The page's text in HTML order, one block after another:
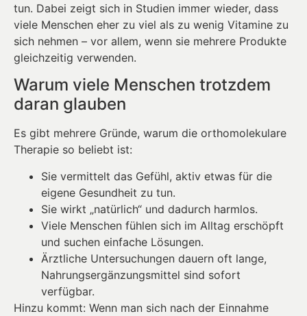
tun. Dabei zeigt sich in Studien immer wieder, dass
viele Menschen eher zu viel als zu wenig Vitamine zu
sich nehmen – vor allem, wenn sie mehrere Produkte
gleichzeitig verwenden.
Warum viele Menschen trotzdem
daran glauben
Es gibt mehrere Gründe, warum die orthomolekulare
Therapie so beliebt ist:
Sie vermittelt das Gefühl, aktiv etwas für die
eigene Gesundheit zu tun.
Sie wirkt „natürlich“ und dadurch harmlos.
Viele Menschen fühlen sich im Alltag erschöpft
und suchen einfache Lösungen.
Ärztliche Untersuchungen dauern oft lange,
Nahrungsergänzungsmittel sind sofort
verfügbar.
Hinzu kommt: Wenn man sich nach der Einnahme